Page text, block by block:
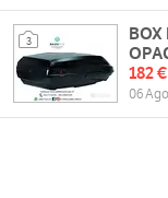
3
BOX
182 €
06